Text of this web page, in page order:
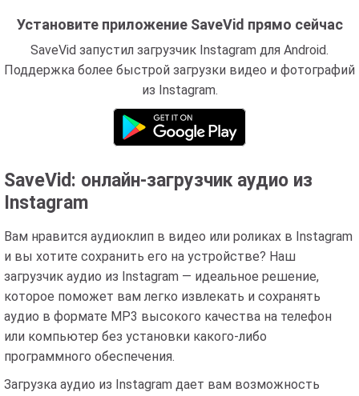
Установите приложение SaveVid прямо сейчас
SaveVid запустил загрузчик Instagram для Android.
Поддержка более быстрой загрузки видео и фотографий
из Instagram.
SaveVid: онлайн-загрузчик аудио из
Instagram
Вам нравится аудиоклип в видео или роликах в Instagram
и вы хотите сохранить его на устройстве? Наш
загрузчик аудио из Instagram — идеальное решение,
которое поможет вам легко извлекать и сохранять
аудио в формате MP3 высокого качества на телефон
или компьютер без установки какого-либо
программного обеспечения.
Загрузка аудио из Instagram дает вам возможность